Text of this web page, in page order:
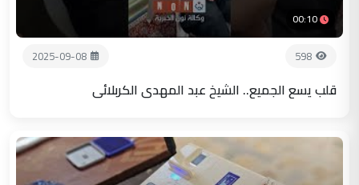
00:10
598
2025-09-08
قلب يسع الجميع.. الشيخ عبد المهدي الكربلائي